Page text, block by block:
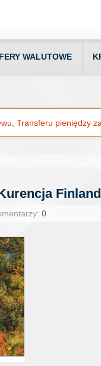
WALUTOWE
Transferu pieniędzy
0